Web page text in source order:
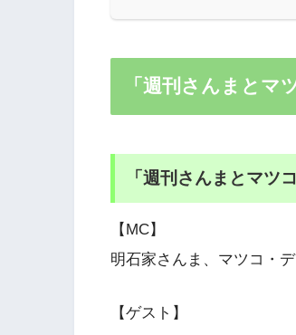
「週刊さんまと
「週刊さんまとマツ
【MC】
明石家さんま、マツコ・
【ゲスト】